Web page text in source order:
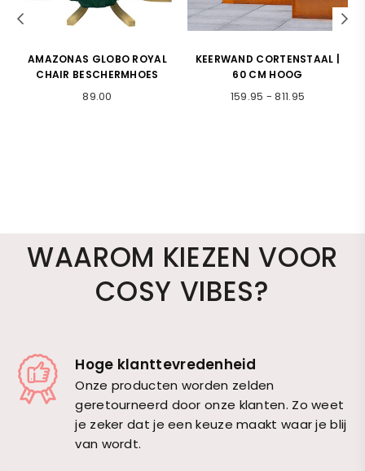
AMAZONAS GLOBO ROYAL
CHAIR BESCHERMHOES
Normale
89.00
KEERWAND CORTENSTAAL |
60 CM HOOG
159.95 -811.95
WAAROM KIEZEN VOOR
COSY VIBES?
Hoge klanttevredenheid
Onze producten worden zelden
geretourneerd door onze klanten. Zo weet
je zeker dat je een keuze maakt waar je blij
van wordt.